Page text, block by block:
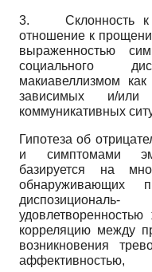
3. Склонность
отношение к
выраженностью
социального
макиавеллизмом
зависимых и/
коммуникативных
Гипотеза об
и симптомами
базируется на
обнаруживающих
корреляцию между
возникновения